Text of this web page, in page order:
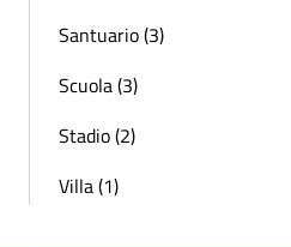
Santuario (3)
Scuola (3)
Stadio (2)
Villa (1)